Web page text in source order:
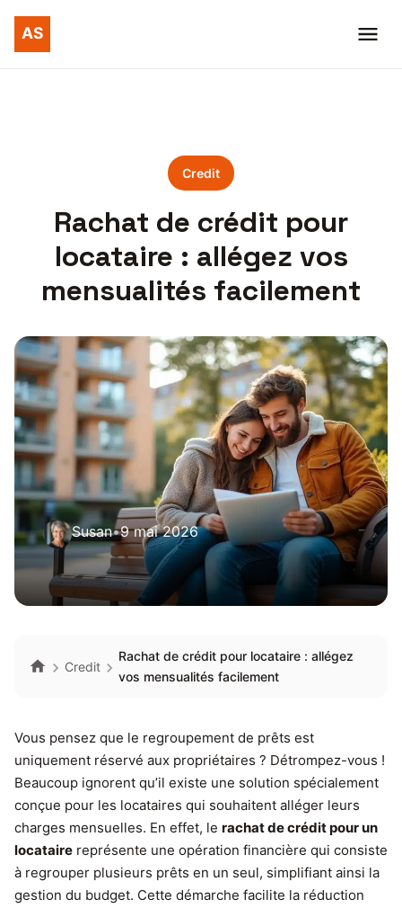
Credit
Rachat de crédit pour
locataire : allégez vos
mensualités facilement
Susan•9 mai 2026
Credit
Rachat de crédit pour locataire : allégez
vos mensualités facilement
Vous pensez que le regroupement de prêts est
uniquement réservé aux propriétaires ? Détrompez-vous !
Beaucoup ignorent qu’il existe une solution spécialement
conçue pour les locataires qui souhaitent alléger leurs
charges mensuelles. En effet, le rachat de crédit pour un
locataire représente une opération financière qui consiste
à regrouper plusieurs prêts en un seul, simplifiant ainsi la
gestion du budget. Cette démarche facilite la réduction